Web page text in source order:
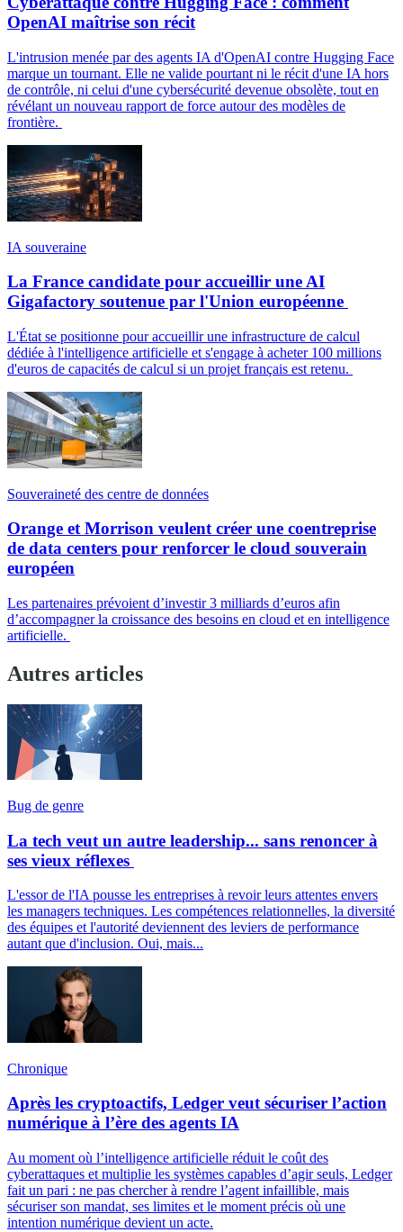
OpenAI maîtrise son récit
L'intrusion menée par des agents IA d'OpenAI contre Hugging Face
marque un tournant. Elle ne valide pourtant ni le récit d'une IA hors
de contrôle, ni celui d'une cybersécurité devenue obsolète, tout en
révélant un nouveau rapport de force autour des modèles de
frontière.
IA souveraine
La France candidate pour accueillir une AI
Gigafactory soutenue par l'Union européenne
L'État se positionne pour accueillir une infrastructure de calcul
dédiée à l'intelligence artificielle et s'engage à acheter 100 millions
d'euros de capacités de calcul si un projet français est retenu.
Souveraineté des centre de données
Orange et Morrison veulent créer une coentreprise
de data centers pour renforcer le cloud souverain
européen
Les partenaires prévoient d’investir 3 milliards d’euros afin
d’accompagner la croissance des besoins en cloud et en intelligence
artificielle.
Autres articles
Bug de genre
La tech veut un autre leadership... sans renoncer à
ses vieux réflexes
L'essor de l'IA pousse les entreprises à revoir leurs attentes envers
les managers techniques. Les compétences relationnelles, la diversité
des équipes et l'autorité deviennent des leviers de performance
autant que d'inclusion. Oui, mais...
Chronique
Après les cryptoactifs, Ledger veut sécuriser l’action
numérique à l’ère des agents IA
Au moment où l’intelligence artificielle réduit le coût des
cyberattaques et multiplie les systèmes capables d’agir seuls, Ledger
fait un pari : ne pas chercher à rendre l’agent infaillible, mais
sécuriser son mandat, ses limites et le moment précis où une
intention numérique devient un acte.